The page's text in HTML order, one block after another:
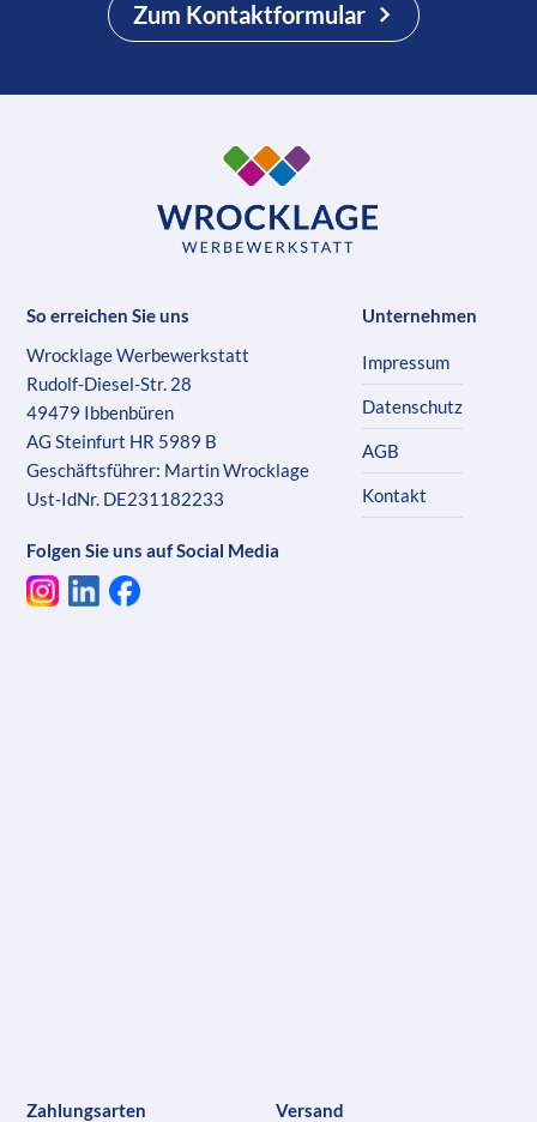
Zum Kontaktformular
So erreichen Sie uns
Wrocklage Werbewerkstatt
Rudolf-Diesel-Str. 28
49479 Ibbenbüren
AG Steinfurt HR 5989 B
Geschäftsführer: Martin Wrocklage
Ust-IdNr. DE231182233
Folgen Sie uns auf Social Media
Unternehmen
Impressum
Datenschutz
AGB
Kontakt
Zahlungsarten Versand